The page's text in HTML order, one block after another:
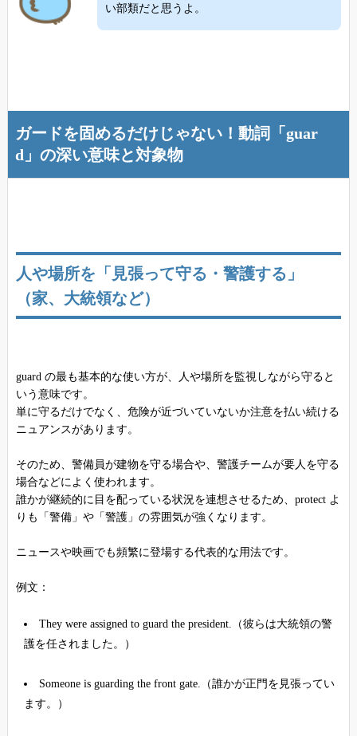
い部類だと思うよ。
ガードを固めるだけじゃない！動詞「guar
d」の深い意味と対象物
人や場所を「見張って守る・警護する」
（家、大統領など）
guard の最も基本的な使い方が、人や場所を監視しながら守ると
いう意味です。
単に守るだけでなく、危険が近づいていないか注意を払い続ける
ニュアンスがあります。
そのため、警備員が建物を守る場合や、警護チームが要人を守る
場合などによく使われます。
誰かが継続的に目を配っている状況を連想させるため、protect よ
りも「警備」や「警護」の雰囲気が強くなります。
ニュースや映画でも頻繁に登場する代表的な用法です。
例文：
They were assigned to guard the president.（彼らは大統領の警
護を任されました。）
Someone is guarding the front gate.（誰かが正門を見張ってい
ます。）